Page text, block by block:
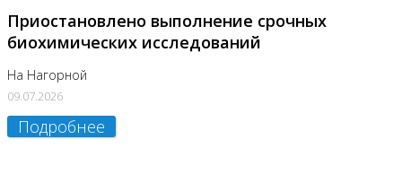
Приостановлено выполнение срочных
биохимических исследований
На Нагорной
09.07.2026
Подробнее